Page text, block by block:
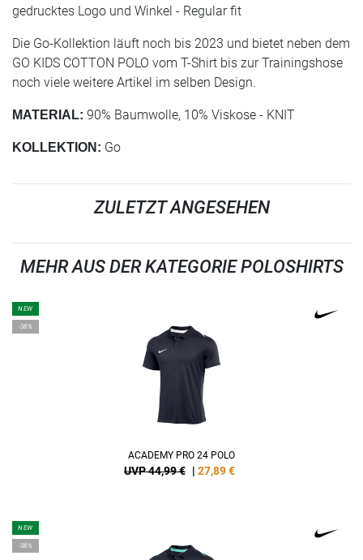
gedrucktes Logo und Winkel - Regular fit
Die Go-Kollektion läuft noch bis 2023 und bietet neben dem
GO KIDS COTTON POLO vom T-Shirt bis zur Trainingshose
noch viele weitere Artikel im selben Design.
MATERIAL: 90% Baumwolle, 10% Viskose - KNIT
KOLLEKTION: Go
ZULETZT ANGESEHEN
MEHR AUS DER KATEGORIE POLOSHIRTS
NEW
-38%
ACADEMY PRO 24 POLO
UVP 44,99 € | 27,89€
NEW
-38%